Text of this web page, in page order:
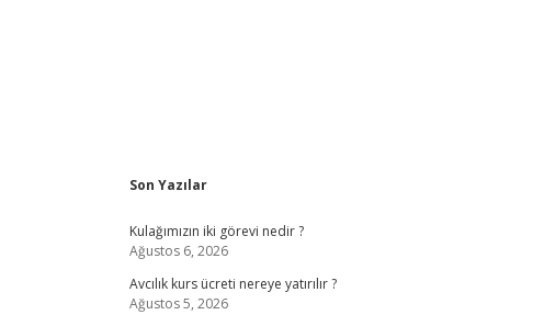
Sidebar
Son Yazılar
Kulağımızın iki görevi nedir ?
Ağustos 6, 2026
Avcılık kurs ücreti nereye yatırılır ?
Ağustos 5, 2026